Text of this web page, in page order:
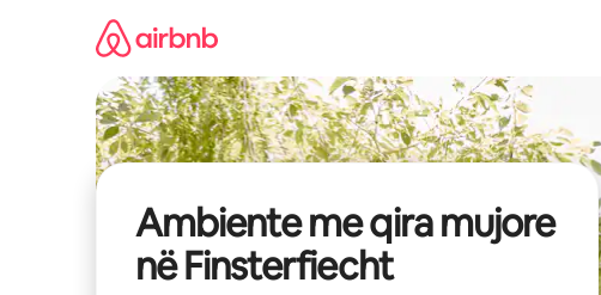
Ambiente me qira mujore
në Finsterfiecht